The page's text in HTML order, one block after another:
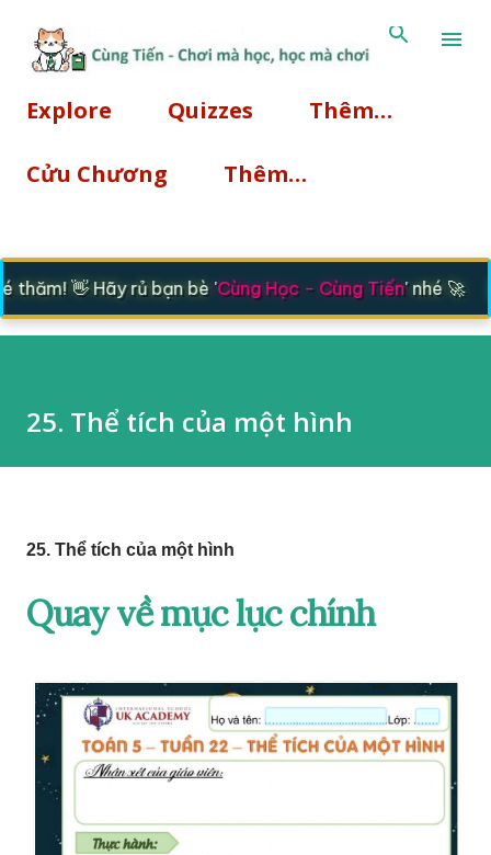
Explore Quizzes Thêm…
Cửu Chương Thêm…
👋 Hãy rủ bạn bè 'Cùng Học - Cùng Tiến' nhé 🚀
25. Thể tích của một hình
25. Thể tích của một hình
Quay về mục lục chính